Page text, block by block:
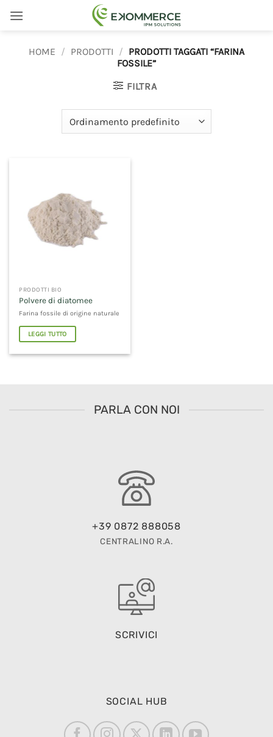
HOME / PRODOTTI / PRODOTTI TAGGATI “FARINA
FOSSILE”
FILTRA
PRODOTTI BIO
Polvere di diatomee
Farina fossile di origine naturale
LEGGI TUTTO
PARLA CON NOI
+39 0872 888058
CENTRALINO R.A.
SCRIVICI
SOCIAL HUB